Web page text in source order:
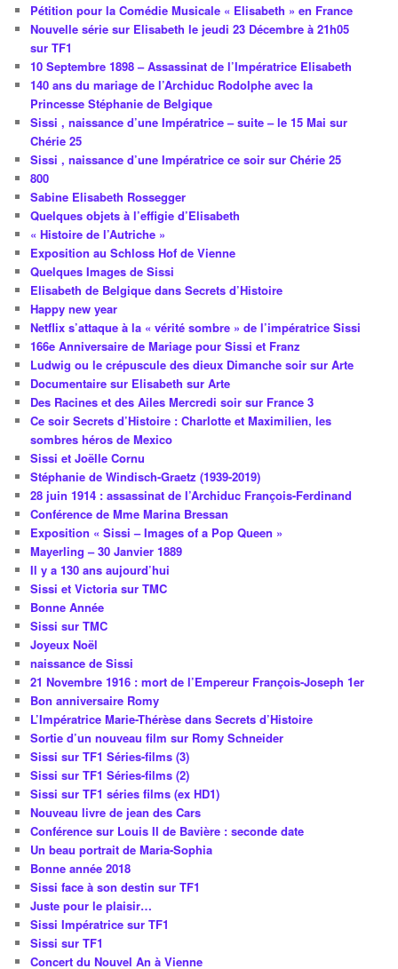
Pétition pour la Comédie Musicale « Elisabeth » en France
Nouvelle série sur Elisabeth le jeudi 23 Décembre à 21h05
sur TF1
10 Septembre 1898 – Assassinat de l’Impératrice Elisabeth
140 ans du mariage de l’Archiduc Rodolphe avec la
Princesse Stéphanie de Belgique
Sissi , naissance d’une Impératrice – suite – le 15 Mai sur
Chérie 25
Sissi , naissance d’une Impératrice ce soir sur Chérie 25
800
Sabine Elisabeth Rossegger
Quelques objets à l’effigie d’Elisabeth
« Histoire de l’Autriche »
Exposition au Schloss Hof de Vienne
Quelques Images de Sissi
Elisabeth de Belgique dans Secrets d’Histoire
Happy new year
Netflix s’attaque à la « vérité sombre » de l’impératrice Sissi
166e Anniversaire de Mariage pour Sissi et Franz
Ludwig ou le crépuscule des dieux Dimanche soir sur Arte
Documentaire sur Elisabeth sur Arte
Des Racines et des Ailes Mercredi soir sur France 3
Ce soir Secrets d’Histoire : Charlotte et Maximilien, les
sombres héros de Mexico
Sissi et Joëlle Cornu
Stéphanie de Windisch-Graetz (1939-2019)
28 juin 1914 : assassinat de l’Archiduc François-Ferdinand
Conférence de Mme Marina Bressan
Exposition « Sissi – Images of a Pop Queen »
Mayerling – 30 Janvier 1889
Il y a 130 ans aujourd’hui
Sissi et Victoria sur TMC
Bonne Année
Sissi sur TMC
Joyeux Noël
naissance de Sissi
21 Novembre 1916 : mort de l’Empereur François-Joseph 1er
Bon anniversaire Romy
L’Impératrice Marie-Thérèse dans Secrets d’Histoire
Sortie d’un nouveau film sur Romy Schneider
Sissi sur TF1 Séries-films (3)
Sissi sur TF1 Séries-films (2)
Sissi sur TF1 séries films (ex HD1)
Nouveau livre de jean des Cars
Conférence sur Louis II de Bavière : seconde date
Un beau portrait de Maria-Sophia
Bonne année 2018
Sissi face à son destin sur TF1
Juste pour le plaisir…
Sissi Impératrice sur TF1
Sissi sur TF1
Concert du Nouvel An à Vienne